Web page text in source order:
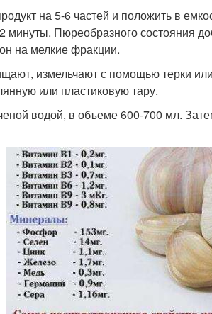
на 5-6 частей и положить в
минуты. Пюреобразного состояния
на мелкие фракции.
измельчают с помощью терки
или пластиковую тару.
водой, в объеме 600-700 мл.